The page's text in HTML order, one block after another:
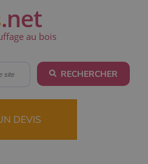
.net
au bois
RECHERCHER
DEVIS